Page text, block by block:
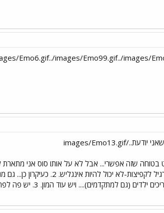
שזה אפשרי... אבל לא על אותו סוס אני מתארת
באינגליש ואותו דבר עם סוס
ויש עוד המון. 3. יש פה לפחות אחת שרוכבת בבית אורן